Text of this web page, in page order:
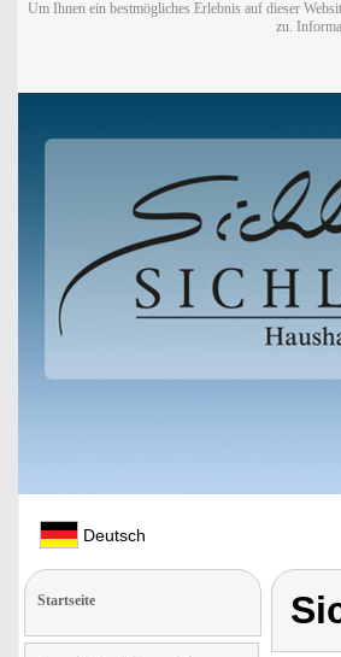
Um Ihnen ein bestmögliches Erlebnis auf dieser
zu.
Deutsch
Startseite